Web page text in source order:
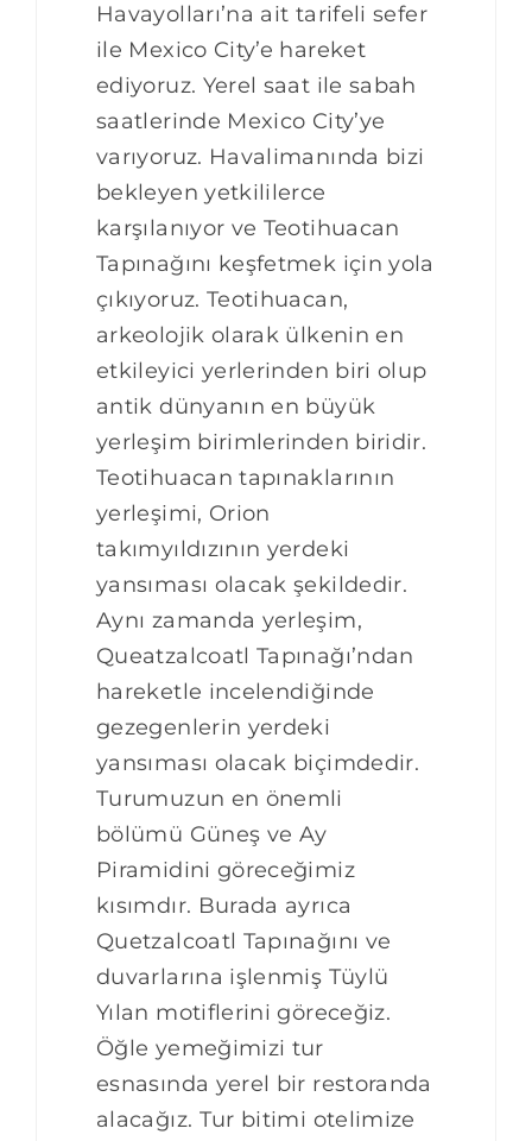
Havayolları’na ait tarifeli sefer
ile Mexico City’e hareket
ediyoruz. Yerel saat ile sabah
saatlerinde Mexico City’ye
varıyoruz. Havalimanında bizi
bekleyen yetkililerce
karşılanıyor ve Teotihuacan
Tapınağını keşfetmek için yola
çıkıyoruz. Teotihuacan,
arkeolojik olarak ülkenin en
etkileyici yerlerinden biri olup
antik dünyanın en büyük
yerleşim birimlerinden biridir.
Teotihuacan tapınaklarının
yerleşimi, Orion
takımyıldızının yerdeki
yansıması olacak şekildedir.
Aynı zamanda yerleşim,
Queatzalcoatl Tapınağı’ndan
hareketle incelendiğinde
gezegenlerin yerdeki
yansıması olacak biçimdedir.
Turumuzun en önemli
bölümü Güneş ve Ay
Piramidini göreceğimiz
kısımdır. Burada ayrıca
Quetzalcoatl Tapınağını ve
duvarlarına işlenmiş Tüylü
Yılan motiflerini göreceğiz.
Öğle yemeğimizi tur
esnasında yerel bir restoranda
alacağız. Tur bitimi otelimize